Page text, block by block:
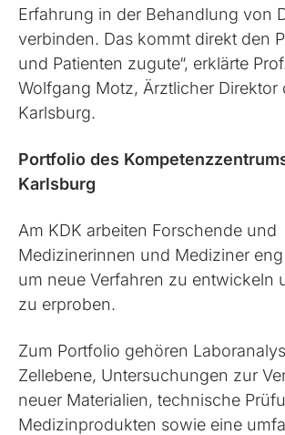
Erfahrung in der Behandlung von
verbinden. Das kommt direkt den
und Patienten zugute“, erklärte
Wolfgang Motz, Ärztlicher Direktor
Karlsburg.
Portfolio des
Karlsburg
Am KDK arbeiten Forschende und
Medizinerinnen und Mediziner
um neue Verfahren zu entwickeln
zu erproben.
Zum Portfolio gehören
Zellebene, Untersuchungen zur
neuer Materialien, technische
Medizinprodukten sowie eine